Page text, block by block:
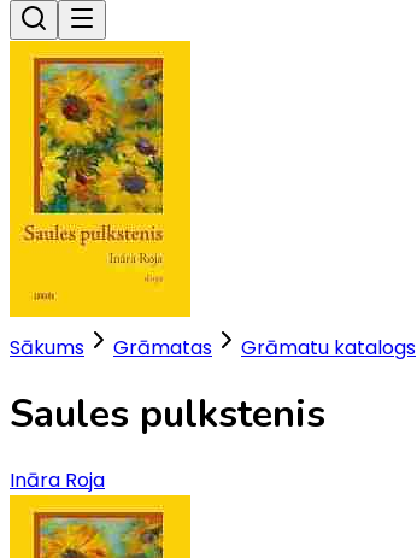
Sākums Grāmatas Grāmatu katalogs
Saules pulkstenis
Ināra Roja